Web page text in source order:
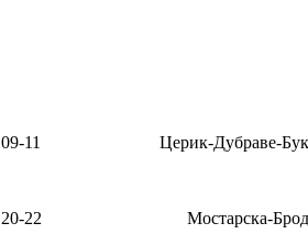
09-11 Церик-Дубраве-
20-22 Мостарска-Брод